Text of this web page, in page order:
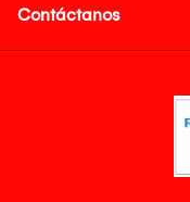
Contáctanos